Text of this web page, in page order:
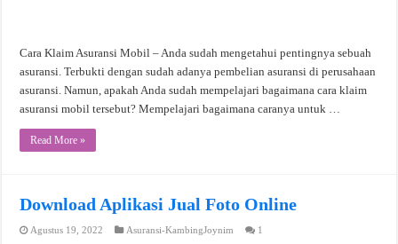
Cara Klaim Asuransi Mobil – Anda sudah mengetahui pentingnya sebuah
asuransi. Terbukti dengan sudah adanya pembelian asuransi di perusahaan
asuransi. Namun, apakah Anda sudah mempelajari bagaimana cara klaim
asuransi mobil tersebut? Mempelajari bagaimana caranya untuk …
Read More »
Download Aplikasi Jual Foto Online
Agustus 19, 2022 Asuransi-KambingJoynim 1